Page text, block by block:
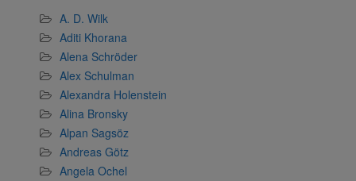
A. D. Wilk
Aditi Khorana
Alena Schröder
Alex Schulman
Alexandra Holenstein
Alina Bronsky
Alpan Sagsöz
Andreas Götz
Angela Ochel